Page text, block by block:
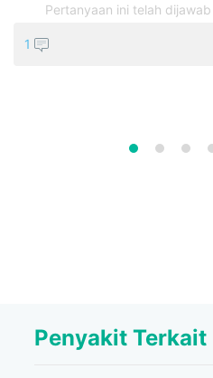
Pertanyaan ini telah
1
Penyakit Terkait